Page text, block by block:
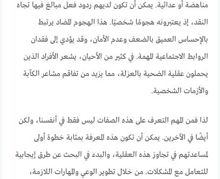
مناهضة أو عدائية. يمكن أن تكون لديهم ردود فعل مبالغ فيها تجاه
النقد، إذ يعتبرونه هجومًا شخصيًا. هذا الهجوم المضاد يرتبط
بالإحساس العميق بالضعف وعدم الأمان، وقد يؤدي إلى فقدان
الروابط الاجتماعية المهمة. في كثير من الأحيان، يشعر الأفراد الذين
يحملون عقلية الضحية بالعزلة، مما يزيد من تفاقم مشاعر الكآبة
والأزمات الشخصية.
لذا فمن المهم التعرف على هذه الصفات ليس فقط في أنفسنا، ولكن
أيضًا في الآخرين. يمكن أن تكون هذه المعرفة بمثابة خطوة أولى
لمساعدتهم في تجاوز هذه العقلية، والبدء في البحث عن طرق إيجابية
للتعامل مع المشكلات. من خلال تطوير الوعي والمهارات اللازمة،